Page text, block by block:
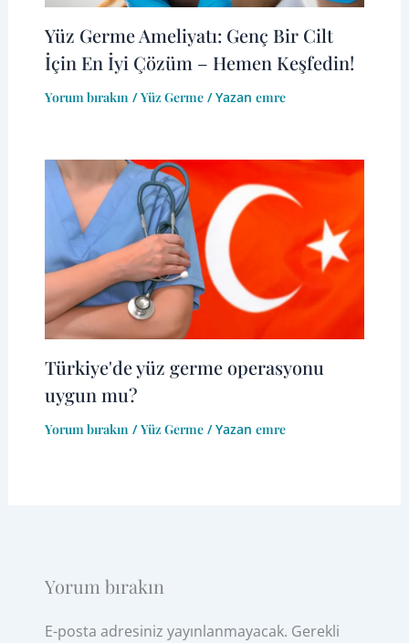
Yüz Germe Ameliyatı: Genç Bir Cilt
İçin En İyi Çözüm – Hemen Keşfedin!
Yorum bırakın /Yüz Germe/ Yazan emre
Türkiye'de yüz germe operasyonu
uygun mu?
Yorum bırakın /Yüz Germe/ Yazan emre
Yorum bırakın
E-posta adresiniz yayınlanmayacak. Gerekli